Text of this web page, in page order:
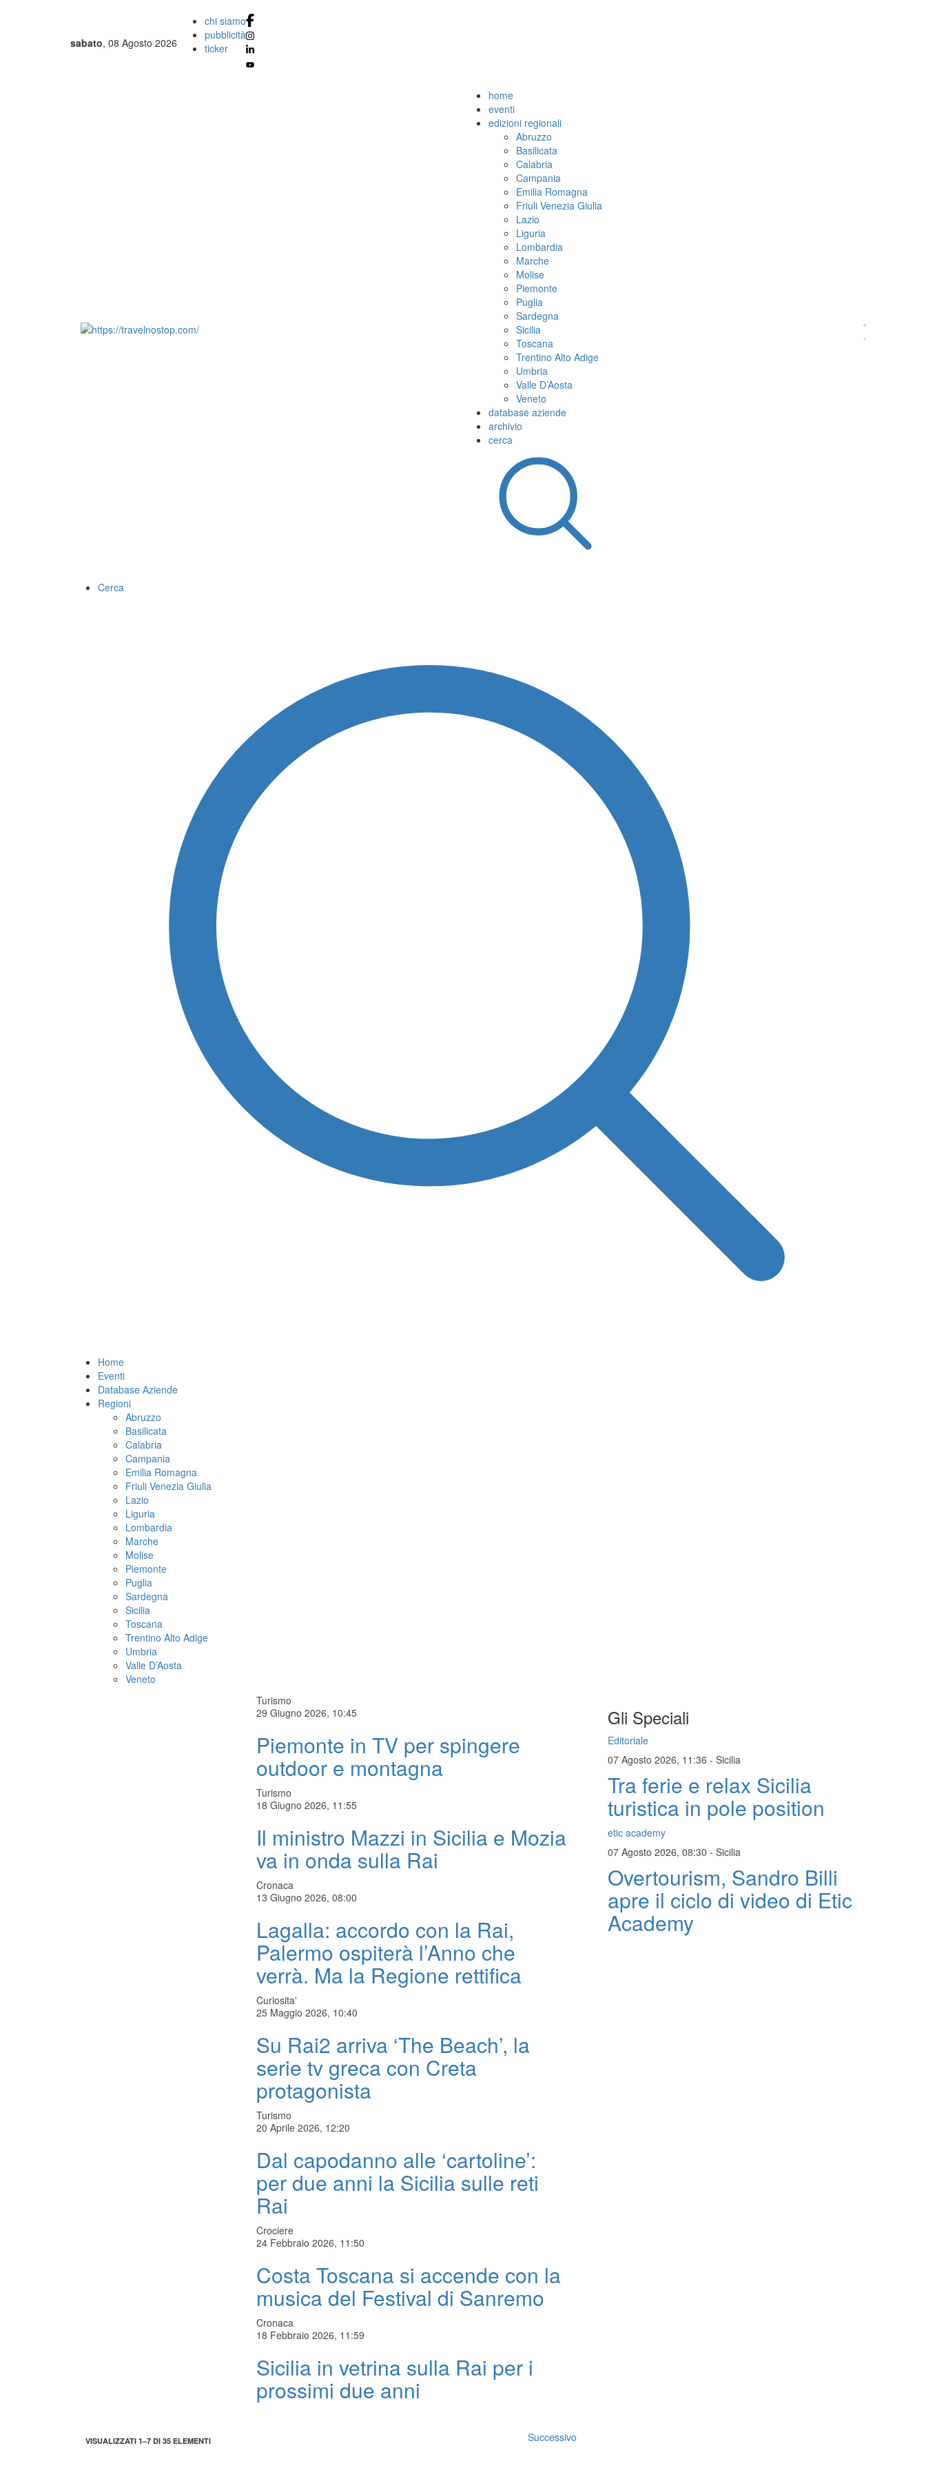
sabato, 08 Agosto 2026
chi siamo
pubblicità
ticker
home
eventi
edizioni regionali
Abruzzo
Basilicata
Calabria
Campania
Emilia Romagna
Friuli Venezia Giulia
Lazio
Liguria
Lombardia
Marche
Molise
Piemonte
Puglia
Sardegna
Sicilia
Toscana
Trentino Alto Adige
Umbria
Valle D’Aosta
Veneto
database aziende
archivio
cerca
Cerca
Home
Eventi
Database Aziende
Regioni
Abruzzo
Basilicata
Calabria
Campania
Emilia Romagna
Friuli Venezia Giulia
Lazio
Liguria
Lombardia
Marche
Molise
Piemonte
Puglia
Sardegna
Sicilia
Toscana
Trentino Alto Adige
Umbria
Valle D’Aosta
Veneto
Turismo
29 Giugno 2026, 10:45
Piemonte in TV per spingere
outdoor e montagna
Turismo
18 Giugno 2026, 11:55
Il ministro Mazzi in Sicilia e Mozia
va in onda sulla Rai
Cronaca
13 Giugno 2026, 08:00
Lagalla: accordo con la Rai,
Palermo ospiterà l’Anno che
verrà. Ma la Regione rettifica
Curiosita'
25 Maggio 2026, 10:40
Su Rai2 arriva ‘The Beach’, la
serie tv greca con Creta
protagonista
Turismo
20 Aprile 2026, 12:20
Dal capodanno alle ‘cartoline’:
per due anni la Sicilia sulle reti
Rai
Crociere
24 Febbraio 2026, 11:50
Costa Toscana si accende con la
musica del Festival di Sanremo
Cronaca
18 Febbraio 2026, 11:59
Sicilia in vetrina sulla Rai per i
prossimi due anni
VISUALIZZATI 1–7 DI 35 ELEMENTI Successivo
Gli Speciali
Editoriale
07 Agosto 2026, 11:36 - Sicilia
Tra ferie e relax Sicilia
turistica in pole position
etic academy
07 Agosto 2026, 08:30 - Sicilia
Overtourism, Sandro Billi
apre il ciclo di video di Etic
Academy